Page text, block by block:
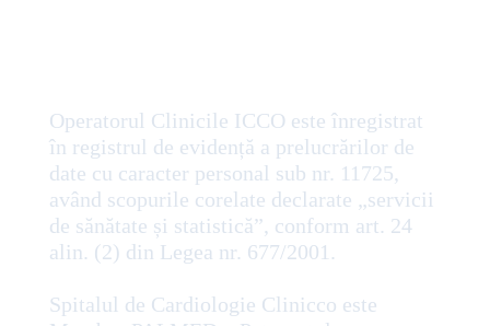
Operatorul Clinicile ICCO este înregistrat
în registrul de evidență a prelucrărilor de
date cu caracter personal sub nr. 11725,
având scopurile corelate declarate „servicii
de sănătate și statistică”, conform art. 24
alin. (2) din Legea nr. 677/2001.
Spitalul de Cardiologie Clinicco este